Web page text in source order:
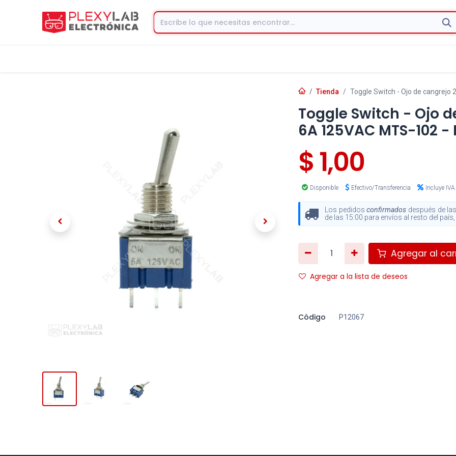
Tienda Toggle Switch - Ojo de cangrejo
Toggle Switch - Ojo
6A 125VAC MTS-102 -
$1,00
Disponible Efectivo/Transferencia Incluye IVA
Los pedidosconfirmados después de
de las 15:00 para envíos al resto del
Agregar al
Agregar a la lista de deseos
Código P12067